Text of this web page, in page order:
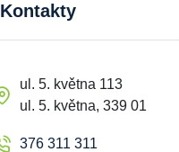
Kontakty
ul. 5. května 113
ul. 5. května, 339 01
376 311 311